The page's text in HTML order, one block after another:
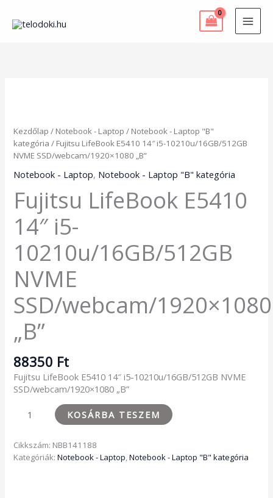
content
Kezdőlap / Notebook - Laptop / Notebook - Laptop "B"
kategória / Fujitsu LifeBook E5410 14″ i5-10210u/16GB/512GB
NVME SSD/webcam/1920×1080 „B”
Notebook - Laptop, Notebook - Laptop "B" kategória
Fujitsu LifeBook E5410
14″ i5-
10210u/16GB/512GB
NVME
SSD/webcam/1920×1080
„B”
88350 Ft
Fujitsu LifeBook E5410 14″ i5-10210u/16GB/512GB NVME
SSD/webcam/1920×1080 „B”
i5-
10210u/16GB/512GB
NVME
SSD/webcam/1920x1080
mennyiség
KOSÁRBA TESZEM
Cikkszám: NBB141188
Kategóriák:Notebook - Laptop,Notebook - Laptop "B" kategória